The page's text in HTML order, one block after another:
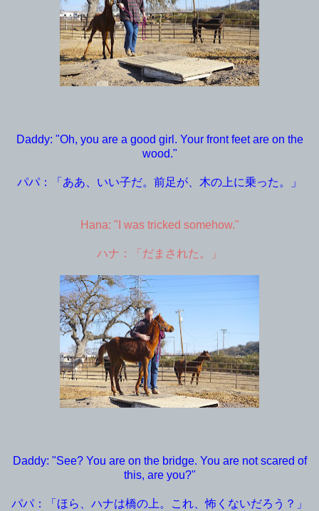
Daddy: "Oh, you are a good girl. Your front feet are on the
wood."
パパ：「ああ、いい子だ。前足が、木の上に乗った。」
Hana: "I was tricked somehow."
ハナ：「だまされた。」
Daddy: "See? You are on the bridge. You are not scared of
this, are you?"
パパ：「ほら、ハナは橋の上。これ、怖くないだろう？」